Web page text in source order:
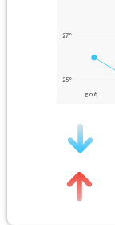
27°
25°
gio 6